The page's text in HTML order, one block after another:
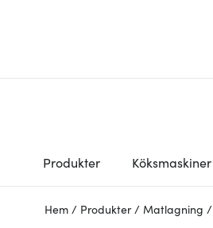
Produkter Köksmaskiner
Hem / Produkter / Matlagning /